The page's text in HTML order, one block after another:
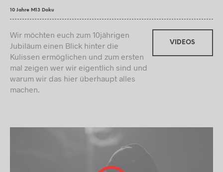
10 Jahre M13 Doku
Wir möchten euch zum 10jährigen
Jubiläum einen Blick hinter die
Kulissen ermöglichen und zum ersten
mal zeigen wer wir eigentlich sind und
warum wir das hier überhaupt alles
machen.
VIDEOS